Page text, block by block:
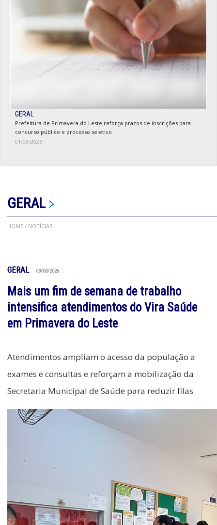
GERAL
Prefeitura de Primavera do Leste reforça prazos de inscrições para
concurso público e processo seletivo
01/08/2026
GERAL
HOME / NOTÍCIAS
GERAL 09/08/2026
Mais um fim de semana de trabalho
intensifica atendimentos do Vira Saúde
em Primavera do Leste
Atendimentos ampliam o acesso da população a
exames e consultas e reforçam a mobilização da
Secretaria Municipal de Saúde para reduzir filas